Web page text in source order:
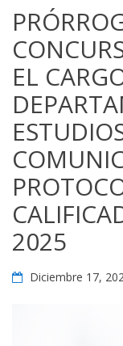
EL
2025
Diciembre 17,